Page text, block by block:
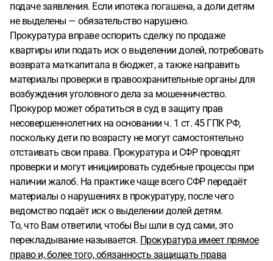
подаче заявления. Если ипотека погашена, а доли детям
не выделены — обязательство нарушено.
Прокуратура вправе оспорить сделку по продаже
квартиры или подать иск о выделении долей, потребовать
возврата маткапитала в бюджет, а также направить
материалы проверки в правоохранительные органы для
возбуждения уголовного дела за мошенничество.
Прокурор может обратиться в суд в защиту прав
несовершеннолетних на основании ч. 1 ст. 45 ГПК РФ,
поскольку дети по возрасту не могут самостоятельно
отстаивать свои права. Прокуратура и СФР проводят
проверки и могут инициировать судебные процессы при
наличии жалоб. На практике чаще всего СФР передаёт
материалы о нарушениях в прокуратуру, после чего
ведомство подаёт иск о выделении долей детям.
То, что Вам ответили, чтобы Вы шли в суд сами, это
перекладывание называется. Прокуратура имеет прямое
право и, более того, обязанность защищать права